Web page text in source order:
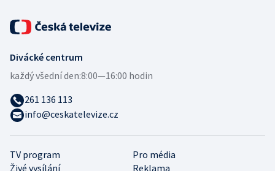
TV program
Pro média
Živé vysílání
Reklama
Divácké centrum
každý všední den:8:00—16:00 hodin
261 136 113
info@ceskatelevize.cz